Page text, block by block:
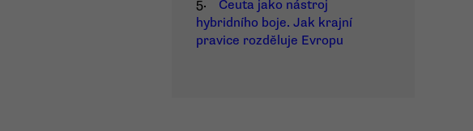
5.
Ceuta jako nástroj
hybridního boje. Jak krajní
pravice rozděluje Evropu